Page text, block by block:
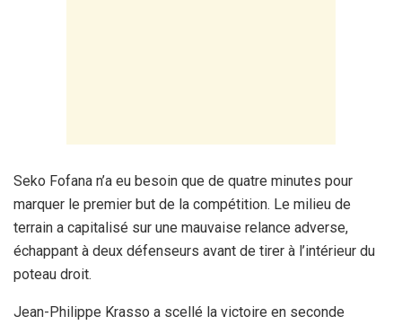
Seko Fofana n’a eu besoin que de quatre minutes pour
marquer le premier but de la compétition. Le milieu de
terrain a capitalisé sur une mauvaise relance adverse,
échappant à deux défenseurs avant de tirer à l’intérieur du
poteau droit.
Jean-Philippe Krasso a scellé la victoire en seconde